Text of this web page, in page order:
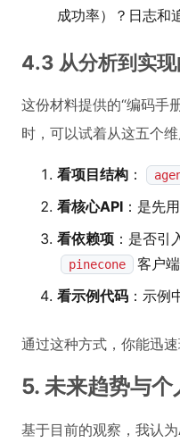
成功率）？日志和
4.3 从分析到实现
这份材料提供的“编码手
时，可以试着从这五个
看项目结构 ：
看核心API ：是先用
看依赖项 ：是否引
pinecone
客户
看示例代码 ：示
通过这种方式，你能迅
5. 未来趋势与个
基于目前的观察，我认